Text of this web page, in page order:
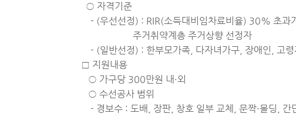
○ 자격기준
- (우선선정) : RIR(소득대비임차료비율) 30% 초과
주거취약계층 주거상향 선정자
- (일반선정) : 한부모가족, 다자녀가구, 장애인, 고
□ 지원내용
○ 가구당 300만원 내·외
○ 수선공사 범위
- 경보수 : 도배, 장판, 창호 일부 교체, 문짝·몰딩, 간